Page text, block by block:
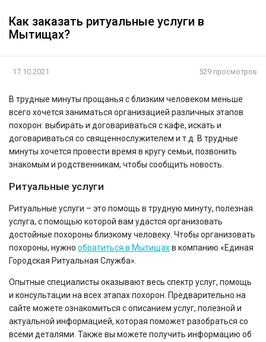
Как заказать ритуальные услуги в
Мытищах?
529 просмотров
17.10.2021
В трудные минуты прощанья с близким человеком меньше
всего хочется заниматься организацией различных этапов
похорон: выбирать и договариваться с кафе, искать и
договариваться со священнослужителем и т.д. В трудные
минуты хочется провести время в кругу семьи, позвонить
знакомым и родственникам, чтобы сообщить новость.
Ритуальные услуги
Ритуальные услуги – это помощь в трудную минуту, полезная
услуга, с помощью которой вам удастся организовать
достойные похороны близкому человеку. Чтобы организовать
похороны, нужно обратиться в Мытищахв компанию «Единая
Городская Ритуальная Служба».
Опытные специалисты оказывают весь спектр услуг, помощь
и консультации на всех этапах похорон. Предварительно на
сайте можете ознакомиться с описанием услуг, полезной и
актуальной информацией, которая поможет разобраться со
всеми деталями. Также вы можете получить информацию об